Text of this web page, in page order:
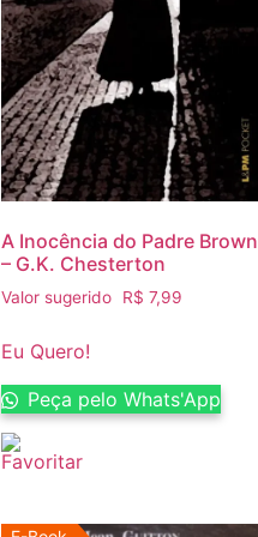
A Inocência do Padre Brown
– G.K. Chesterton
Valor sugerido R$ 7,99
Eu Quero!
Peça pelo Whats'App